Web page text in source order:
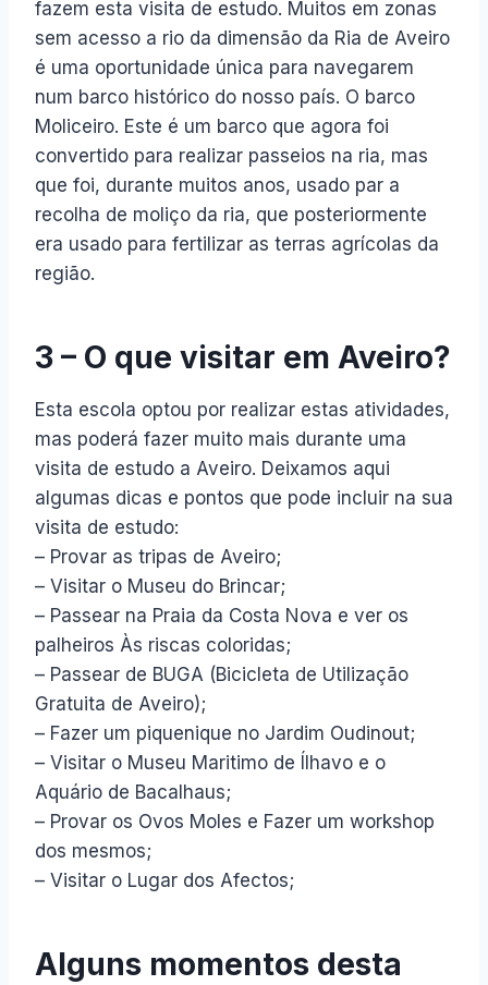
fazem esta visita de estudo. Muitos em zonas
sem acesso a rio da dimensão da Ria de Aveiro
é uma oportunidade única para navegarem
num barco histórico do nosso país. O barco
Moliceiro. Este é um barco que agora foi
convertido para realizar passeios na ria, mas
que foi, durante muitos anos, usado par a
recolha de moliço da ria, que posteriormente
era usado para fertilizar as terras agrícolas da
região.
3 – O que visitar em Aveiro?
Esta escola optou por realizar estas atividades,
mas poderá fazer muito mais durante uma
visita de estudo a Aveiro. Deixamos aqui
algumas dicas e pontos que pode incluir na sua
visita de estudo:
– Provar as tripas de Aveiro;
– Visitar o Museu do Brincar;
– Passear na Praia da Costa Nova e ver os
palheiros Às riscas coloridas;
– Passear de BUGA (Bicicleta de Utilização
Gratuita de Aveiro);
– Fazer um piquenique no Jardim Oudinout;
– Visitar o Museu Maritimo de Ílhavo e o
Aquário de Bacalhaus;
– Provar os Ovos Moles e Fazer um workshop
dos mesmos;
– Visitar o Lugar dos Afectos;
Alguns momentos desta